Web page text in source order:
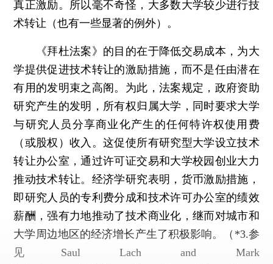
真正激励。所以毫不奇怪，大多数大学较少进行技
术转让（也有一些显著的例外）。
《拜杜法案》的目的在于降低交易成本，为大
学提供促进技术转让的激励措施，而不是任由潜在
有用的发明束之高阁。为此，法案规定，政府资助
研究产生的发明，所有权归属大学，同时要求大学
与研究人员分享商业化产生的任何特许权使用费
（或股权）收入。这促使所有研究型大学设立技术
转让办公室，通过许可证交易和大学校园创业大力
推动技术转让。经济学研究表明，货币激励措施，
即研究人员的专利费分成和技术许可办公室的绩效
薪酬，强有力地推动了技术商业化，继而对城市和
大学周边地区的经济增长产生了积极影响。
（*3.参
见Saul Lach and Mark